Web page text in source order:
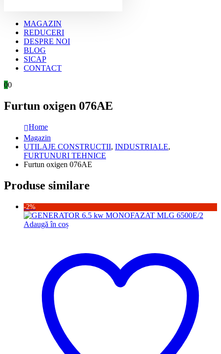
MAGAZIN
REDUCERI
DESPRE NOI
BLOG
SICAP
CONTACT
00
Furtun oxigen 076AE
Home
Magazin
UTILAJE CONSTRUCTII, INDUSTRIALE,
FURTUNURI TEHNICE
Furtun oxigen 076AE
Produse similare
-2%
Adaugă în coș